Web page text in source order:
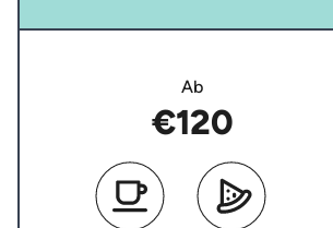
Ab
€120